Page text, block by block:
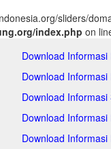
sliders/
index.php on
Download
Download
Download
Download
Download